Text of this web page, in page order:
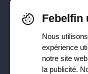
Pour rester
dernières
Facebook,
Instagram
Febelfin
Nous
expérience
notre site
la publicité.